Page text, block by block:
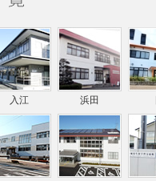
入江 浜田